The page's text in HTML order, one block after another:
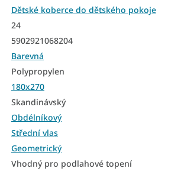
Barevné koberce
Dětské koberce do dětského pokoje
24
5902921068204
Barevná
Polypropylen
180x270
Skandinávský
Obdélníkový
Střední vlas
Geometrický
Vhodný pro podlahové topení